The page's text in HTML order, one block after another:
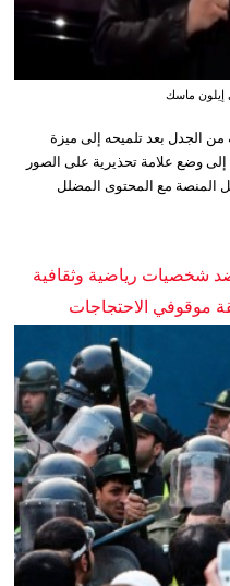
إيلون ماسك
من الجدل بعد تلميحه إلى ميزة
وضع علامة تحذيرية على الصور
المنصة مع المحتوى المضلل
ضد شخصيات رياضية وثقافية
موقوفي الاحتجاجات